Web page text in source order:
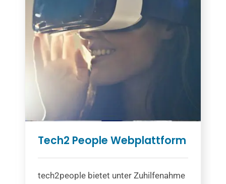
Tech2 People Webplattform
tech2people bietet unter Zuhilfenahme